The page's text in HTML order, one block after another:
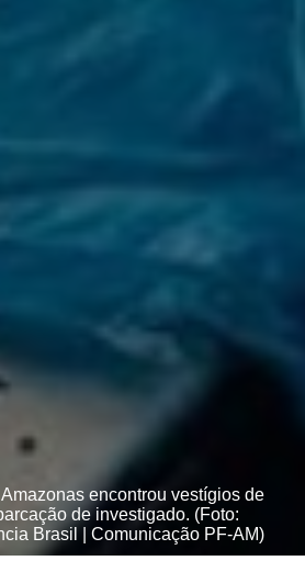
encontrou vestígios de
de investigado. (Foto:
Brasil | Comunicação PF-AM)